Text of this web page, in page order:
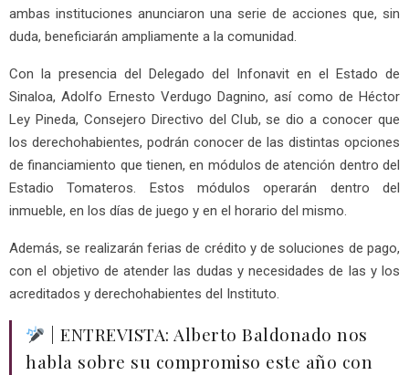
ambas instituciones anunciaron una serie de acciones que, sin
duda, beneficiarán ampliamente a la comunidad.
Con la presencia del Delegado del Infonavit en el Estado de
Sinaloa, Adolfo Ernesto Verdugo Dagnino, así como de Héctor
Ley Pineda, Consejero Directivo del Club, se dio a conocer que
los derechohabientes, podrán conocer de las distintas opciones
de financiamiento que tienen, en módulos de atención dentro del
Estadio Tomateros. Estos módulos operarán dentro del
inmueble, en los días de juego y en el horario del mismo.
Además, se realizarán ferias de crédito y de soluciones de pago,
con el objetivo de atender las dudas y necesidades de las y los
acreditados y derechohabientes del Instituto.
| ENTREVISTA: Alberto Baldonado nos
habla sobre su compromiso este año con